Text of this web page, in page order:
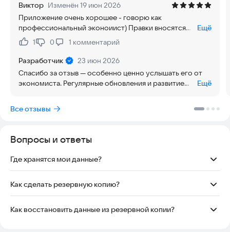
• Анализатор осознанных покупок (на основе 6 вопросов)
• Экспорт и импорт данных в JSON и CSV
• Ручная корректировка начальных и конечных остатков
• Светлая тема (включается в Настройках, выбор
сохраняется)
• Адаптация под увеличенный системный шрифт
Приложение не требует авторизации, не собирает и не
передаёт никакие данные третьим лицам.
Виктор Изменён 19 июн 2026
Приложение очень хорошее - говорю как
профессиональный эконоиист) Правки вносятся
оперативно, обновления довольно частые, развитие
функционала имеется, что упрощает анализ своих трат
и доходов, даже возможности для оценки
необходимости трат по психологии имеются) Советую
установить, кому важно и нужно оценивать свои
финансовые возможности - еще и оцените траты,
Ещё
Нравится:
1Не нравится:
0 1 комментарий
Разработчик
23 июн 2026
Спасибо за отзыв — особенно ценно услышать его от
экономиста. Регулярные обновления и развитие
ещё прозрачнее и удобнее. Рад, что психологический
анализатор тоже оказался полезен. Приятного
Ещё
Все отзывы
Вопросы и ответы
Где хранятся мои данные?
Все ваши финансовые данные хранятся локально на
устройстве и не передаются третьим лицам. Приложение
Как сделать резервную копию?
Перейдите в Настройки → Данные → Сохранить резервную
копию (JSON). Файл сохранится в папку «Загрузки» на вашем
Как восстановить данные из резервной копии?